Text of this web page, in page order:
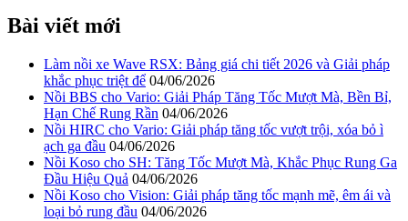
Bài viết mới
Làm nồi xe Wave RSX: Bảng giá chi tiết 2026 và Giải pháp
khắc phục triệt để 04/06/2026
Nồi BBS cho Vario: Giải Pháp Tăng Tốc Mượt Mà, Bền Bỉ,
Hạn Chế Rung Rần 04/06/2026
Nồi HIRC cho Vario: Giải pháp tăng tốc vượt trội, xóa bỏ ì
ạch ga đầu 04/06/2026
Nồi Koso cho SH: Tăng Tốc Mượt Mà, Khắc Phục Rung Ga
Đầu Hiệu Quả 04/06/2026
Nồi Koso cho Vision: Giải pháp tăng tốc mạnh mẽ, êm ái và
loại bỏ rung đầu 04/06/2026